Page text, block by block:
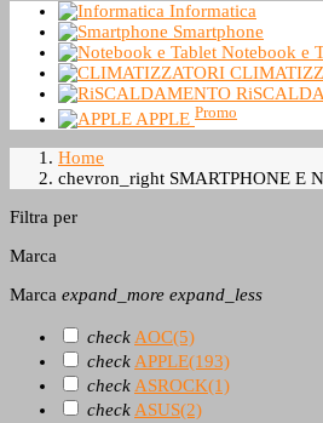
Informatica
Smartphone
Notebook e
APPLE Promo
Home
chevron_right SMARTPHONE E
Filtra per
Marca
Marca expand_more expand_less
check AOC(5)
check APPLE(193)
check ASROCK(1)
check ASUS(2)